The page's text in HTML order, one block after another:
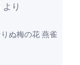
より
ぬ梅の花 燕雀